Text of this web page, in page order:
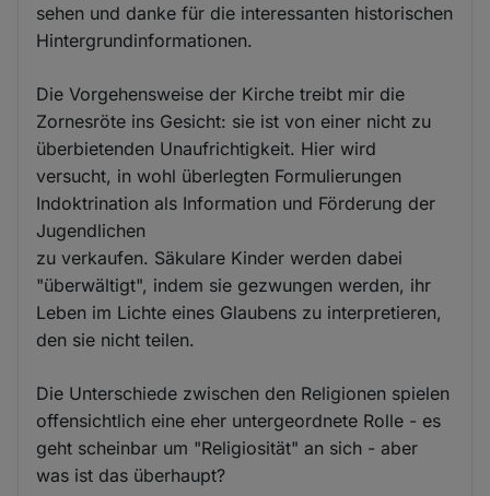
sehen und danke für die interessanten historischen
Hintergrundinformationen.
Die Vorgehensweise der Kirche treibt mir die
Zornesröte ins Gesicht: sie ist von einer nicht zu
überbietenden Unaufrichtigkeit. Hier wird
versucht, in wohl überlegten Formulierungen
Indoktrination als Information und Förderung der
Jugendlichen
zu verkaufen. Säkulare Kinder werden dabei
"überwältigt", indem sie gezwungen werden, ihr
Leben im Lichte eines Glaubens zu interpretieren,
den sie nicht teilen.
Die Unterschiede zwischen den Religionen spielen
offensichtlich eine eher untergeordnete Rolle - es
geht scheinbar um "Religiosität" an sich - aber
was ist das überhaupt?